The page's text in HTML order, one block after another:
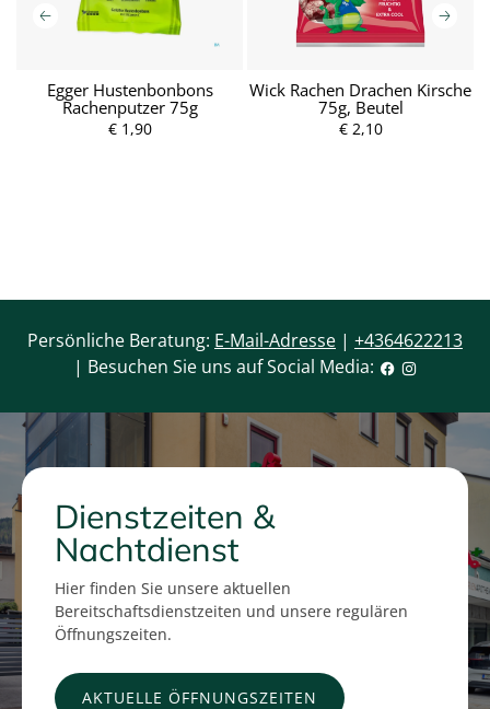
Egger Hustenbonbons
Rachenputzer 75g
€ 1,90
Wick Rachen Drachen Kirsche
75g, Beutel
€ 2,10
Persönliche Beratung: E-Mail-Adresse | +4364622213
| Besuchen Sie uns auf Social Media:
Dienstzeiten &
Nachtdienst
Hier finden Sie unsere aktuellen
Bereitschaftsdienstzeiten und unsere regulären
Öffnungszeiten.
AKTUELLE ÖFFNUNGSZEITEN